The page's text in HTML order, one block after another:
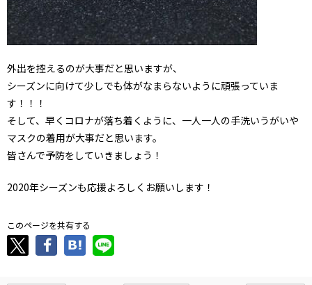
外出を控えるのが大事だと思いますが、
シーズンに向けて少しでも体がなまらないように頑張っていま
す！！！
そして、早くコロナが落ち着くように、一人一人の手洗いうがいや
マスクの着用が大事だと思います。
皆さんで予防をしていきましょう！
2020年シーズンも応援よろしくお願いします！
このページを共有する